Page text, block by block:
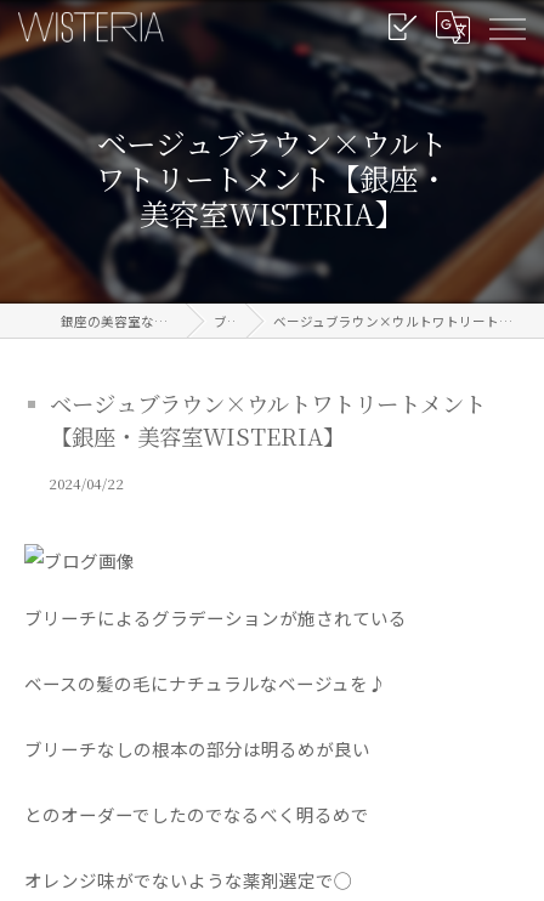
ベージュブラウン×ウルト
ワトリートメント【銀座・
美容室WISTERIA】
銀座の美容室なら信頼のWISTERIA ブログ ベージュブラウン×ウルトワトリートメント【銀座・美容室WISTERIA】
ベージュブラウン×ウルトワトリートメント
【銀座・美容室WISTERIA】
2024/04/22
ブリーチによるグラデーションが施されている
ベースの髪の毛にナチュラルなベージュを♪
ブリーチなしの根本の部分は明るめが良い
とのオーダーでしたのでなるべく明るめで
オレンジ味がでないような薬剤選定で◯